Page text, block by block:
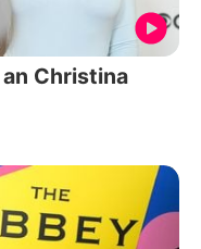
Christina